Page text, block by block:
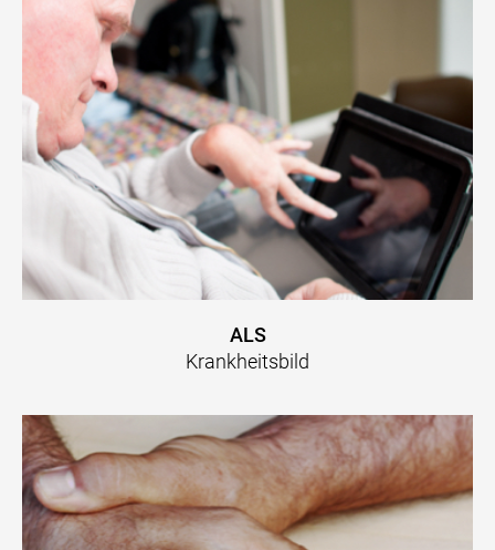
ALS
Krankheitsbild